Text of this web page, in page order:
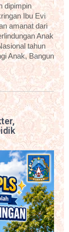
dipimpin
Ibu Evi
amanat dari
Anak
tahun
Anak, Bangun